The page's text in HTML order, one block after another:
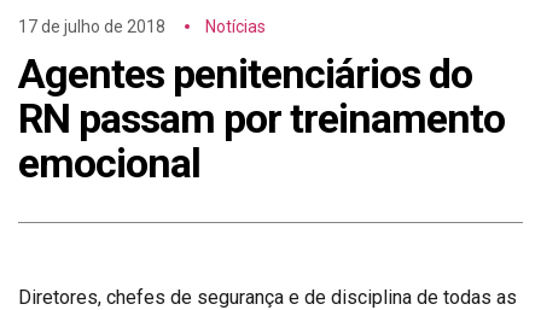
17 de julho de 2018 Notícias
Agentes penitenciários do
RN passam por treinamento
emocional
Diretores, chefes de segurança e de disciplina de todas as